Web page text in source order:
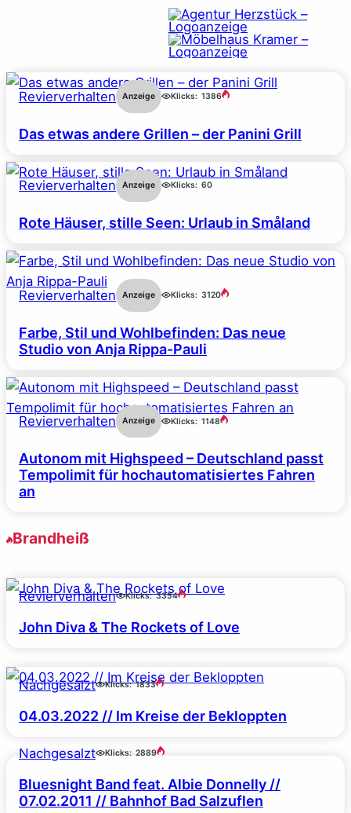
Revierverhalten Anzeige Klicks: 1386
Das etwas andere Grillen – der Panini Grill
Revierverhalten Anzeige Klicks: 60
Rote Häuser, stille Seen: Urlaub in Småland
Revierverhalten Anzeige Klicks: 3120
Farbe, Stil und Wohlbefinden: Das neue
Studio von Anja Rippa-Pauli
Revierverhalten Anzeige Klicks: 1148
Autonom mit Highspeed – Deutschland passt
Tempolimit für hochautomatisiertes Fahren
an
Brandheiß
Revierverhalten Klicks: 3354
John Diva & The Rockets of Love
Nachgesalzt Klicks: 1833
04.03.2022 // Im Kreise der Bekloppten
Nachgesalzt Klicks: 2889
Bluesnight Band feat. Albie Donnelly //
07.02.2011 // Bahnhof Bad Salzuflen